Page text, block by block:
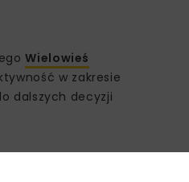
Wielowieś
w zakresie
dalszych decyzji